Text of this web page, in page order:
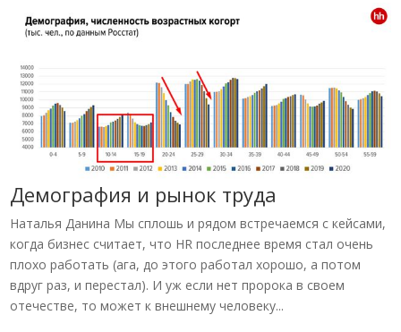
Демография и рынок труда
Наталья Данина Мы сплошь и рядом встречаемся с кейсами,
когда бизнес считает, что HR последнее время стал очень
плохо работать (ага, до этого работал хорошо, а потом
вдруг раз, и перестал). И уж если нет пророка в своем
отечестве, то может к внешнему человеку...